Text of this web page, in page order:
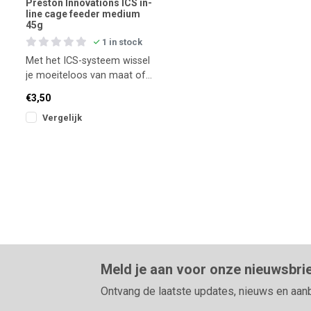
Preston Innovations ICS in-
line cage feeder medium
45g
1 in stock
Met het ICS-systeem wissel
je moeiteloos van maat of
breken. De brede ba
€3,50
Vergelijk
Meld je aan voor onze
Ontvang de laatste updates, nieuws en